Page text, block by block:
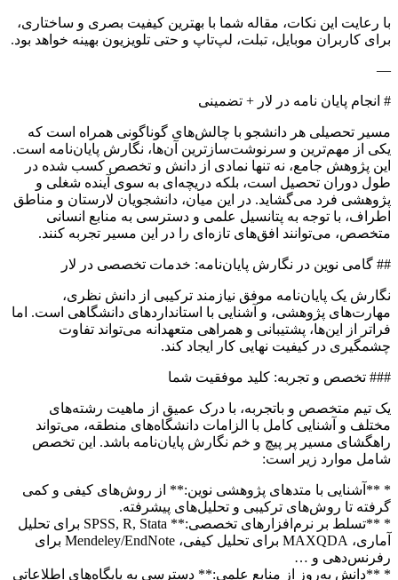
با رعایت این نکات، مقاله شما با بهترین کیفیت بصری و ساختاری،
برای کاربران موبایل، تبلت، لپ‌تاپ و حتی تلویزیون بهینه خواهد بود.
—
# انجام پایان نامه در لار + تضمینی
مسیر تحصیلی هر دانشجو با چالش‌های گوناگونی همراه است که
یکی از مهم‌ترین و سرنوشت‌سازترین آن‌ها، نگارش پایان‌نامه است.
این پژوهش جامع، نه تنها نمادی از دانش و تخصص کسب شده در
طول دوران تحصیل است، بلکه دریچه‌ای به سوی آینده شغلی و
پژوهشی فرد می‌گشاید. در این میان، دانشجویان لارستان و مناطق
اطراف، با توجه به پتانسیل علمی و دسترسی به منابع انسانی
متخصص، می‌توانند افق‌های تازه‌ای را در این مسیر تجربه کنند.
## گامی نوین در نگارش پایان‌نامه: خدمات تخصصی در لار
نگارش یک پایان‌نامه موفق نیازمند ترکیبی از دانش نظری،
مهارت‌های پژوهشی، و آشنایی با استانداردهای دانشگاهی است. اما
فراتر از این‌ها، پشتیبانی و همراهی متعهدانه می‌تواند تفاوت
چشمگیری در کیفیت نهایی کار ایجاد کند.
### تخصص و تجربه: کلید موفقیت شما
یک تیم متخصص و باتجربه، با درک عمیق از ماهیت رشته‌های
مختلف و آشنایی کامل با الزامات دانشگاه‌های منطقه، می‌تواند
راهگشای مسیر پر پیچ و خم نگارش پایان‌نامه باشد. این تخصص
شامل موارد زیر است:
* **آشنایی با متدهای پژوهشی نوین:** از روش‌های کیفی و کمی
گرفته تا روش‌های ترکیبی و تحلیل‌های پیشرفته.
* **تسلط بر نرم‌افزارهای تخصصی:** SPSS, R, Stata برای تحلیل
آماری، MAXQDA برای تحلیل کیفی، Mendeley/EndNote برای
رفرنس‌دهی و …
* **دانش به‌روز از منابع علمی:** دسترسی به پایگاه‌های اطلاعاتی